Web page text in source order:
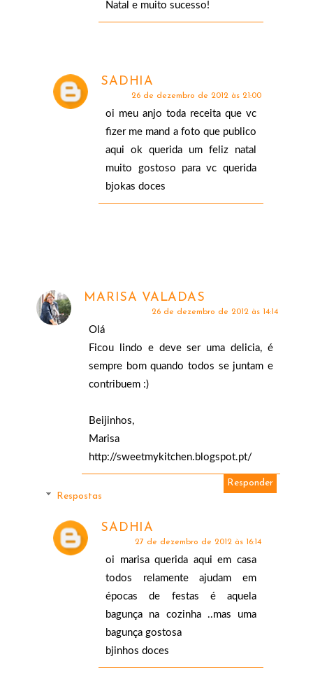
Natal e muito sucesso!
SADHIA
26 de dezembro de 2012 às 21:00
oi meu anjo toda receita que vc
fizer me mand a foto que publico
aqui ok querida um feliz natal
muito gostoso para vc querida
bjokas doces
MARISA VALADAS
26 de dezembro de 2012 às 14:14
Olá
Ficou lindo e deve ser uma delicia, é
sempre bom quando todos se juntam e
contribuem :)
Beijinhos,
Marisa
http://sweetmykitchen.blogspot.pt/
Responder
Respostas
SADHIA
27 de dezembro de 2012 às 16:14
oi marisa querida aqui em casa
todos relamente ajudam em
épocas de festas é aquela
bagunça na cozinha ..mas uma
bagunça gostosa
bjinhos doces